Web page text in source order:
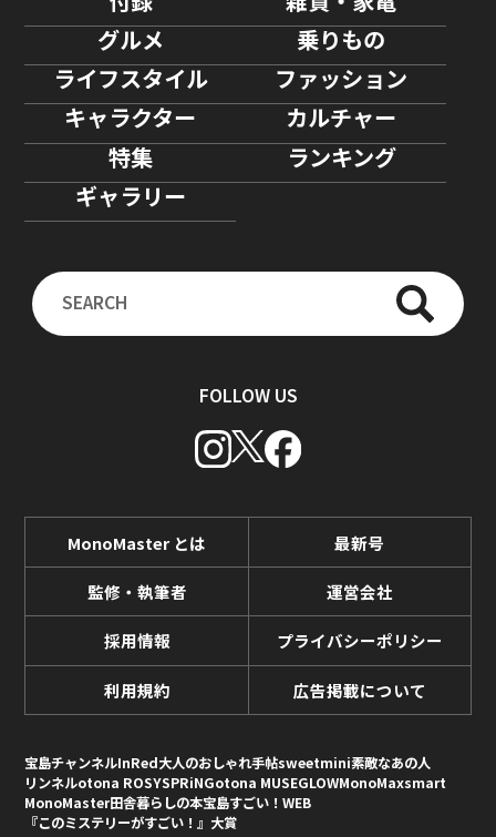
グルメ
乗りもの
ライフスタイル
ファッション
キャラクター
カルチャー
特集
ランキング
ギャラリー
FOLLOW US
MonoMaster とは 最新号
監修・執筆者 運営会社
採用情報 プライバシーポリシー
利用規約 広告掲載について
宝島チャンネルInRed大人のおしゃれ手帖sweetmini素敵なあの人
リンネルotona ROSYSPRiNGotona MUSEGLOWMonoMaxsmart
MonoMaster田舎暮らしの本宝島すごい！WEB
『このミステリーがすごい！』大賞